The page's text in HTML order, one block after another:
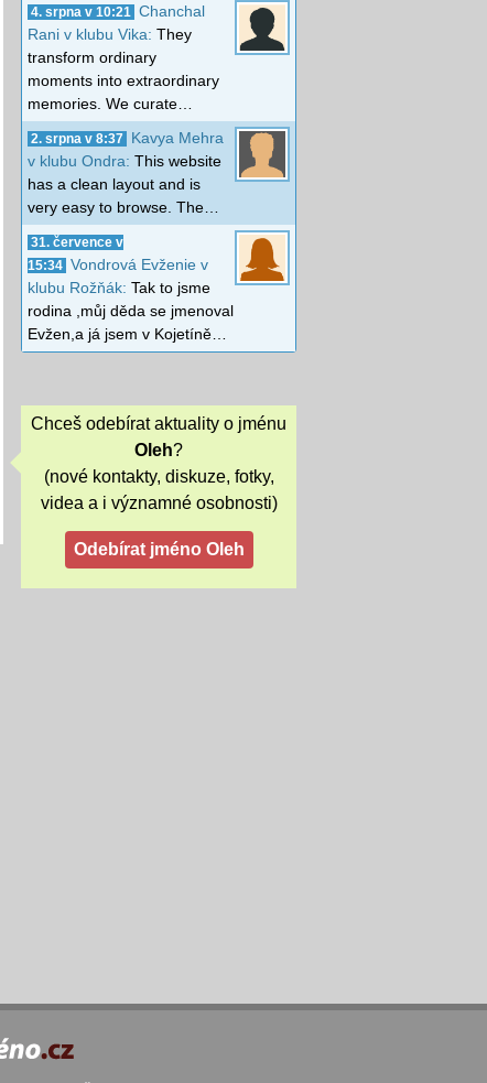
4. srpna v 10:21
Chanchal
Rani v klubu Vika: They
transform ordinary
moments into extraordinary
memories. We curate…
2. srpna v 8:37
Kavya Mehra
v klubu Ondra: This website
has a clean layout and is
very easy to browse. The…
31. července v
15:34 Vondrová Evženie v
klubu Rožňák: Tak to jsme
rodina ,můj děda se jmenoval
Evžen,a já jsem v Kojetíně…
Chceš odebírat aktuality o jménu
Oleh?
(nové kontakty, diskuze, fotky,
videa a i významné osobnosti)